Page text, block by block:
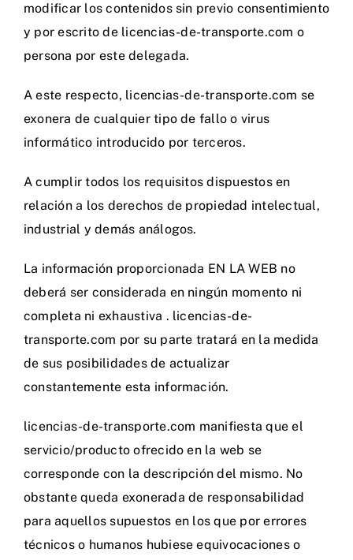
modificar los contenidos sin previo consentimiento
y por escrito de licencias-de-transporte.com o
persona por este delegada.
A este respecto, licencias-de-transporte.com se
exonera de cualquier tipo de fallo o virus
informático introducido por terceros.
A cumplir todos los requisitos dispuestos en
relación a los derechos de propiedad intelectual,
industrial y demás análogos.
La información proporcionada EN LA WEB no
deberá ser considerada en ningún momento ni
completa ni exhaustiva . licencias-de-
transporte.com por su parte tratará en la medida
de sus posibilidades de actualizar
constantemente esta información.
licencias-de-transporte.com manifiesta que el
servicio/producto ofrecido en la web se
corresponde con la descripción del mismo. No
obstante queda exonerada de responsabilidad
para aquellos supuestos en los que por errores
técnicos o humanos hubiese equivocaciones o